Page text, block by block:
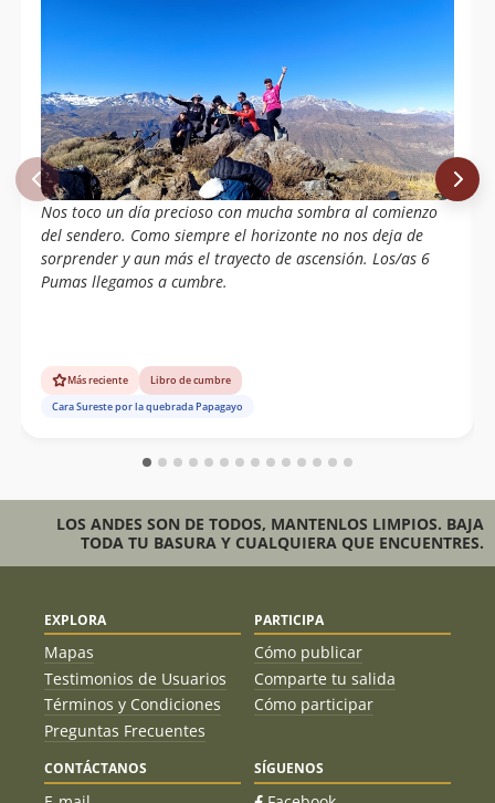
Nos toco un día precioso con mucha sombra al comienzo
del sendero. Como siempre el horizonte no nos deja de
sorprender y aun más el trayecto de ascensión. Los/as 6
Pumas llegamos a cumbre.
Más reciente
Libro de cumbre
Cara Sureste por la quebrada Papagayo
LOS ANDES SON DE TODOS, MANTENLOS LIMPIOS. BAJA
TODA TU BASURA Y CUALQUIERA QUE ENCUENTRES.
EXPLORA
Mapas
Testimonios de Usuarios
Términos y Condiciones
Preguntas Frecuentes
PARTICIPA
Cómo publicar
Comparte tu salida
Cómo participar
CONTÁCTANOS SÍGUENOS